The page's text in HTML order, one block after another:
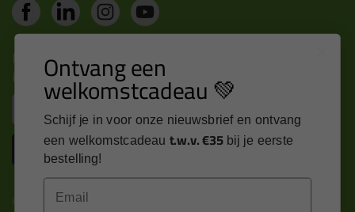
Nieuws, tips en exclusieve deals rechtstreeks in je
inbox
Inschrijven
Kitcentrum is trots op:
Ontvang een
welkomstcadeau 💚
Schijf je in voor onze nieuwsbrief en ontvang
een welkomstcadeau t.w.v. €35 bij je eerste
bestelling!
Email